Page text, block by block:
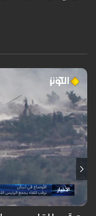
مع تأجيل الاجتماع
مجهولة، تتواصل
المنصورة والنبطية الفوقا
المنازل والأحياء في بنت
التنازلات التي تقدمها